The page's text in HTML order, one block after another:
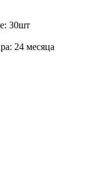
30шт
24 месяца